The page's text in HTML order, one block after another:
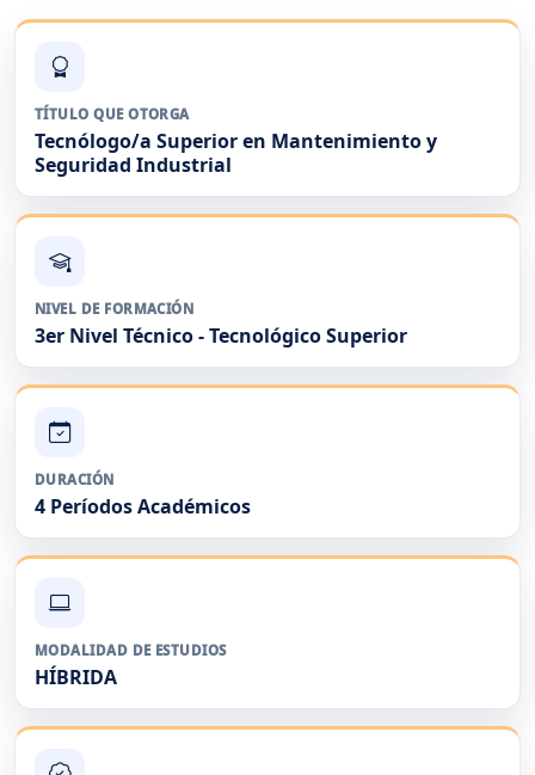
TÍTULO QUE OTORGA
Tecnólogo/a Superior en Mantenimiento y
Seguridad Industrial
NIVEL DE FORMACIÓN
3er Nivel Técnico - Tecnológico Superior
DURACIÓN
4 Períodos Académicos
MODALIDAD DE ESTUDIOS
HÍBRIDA